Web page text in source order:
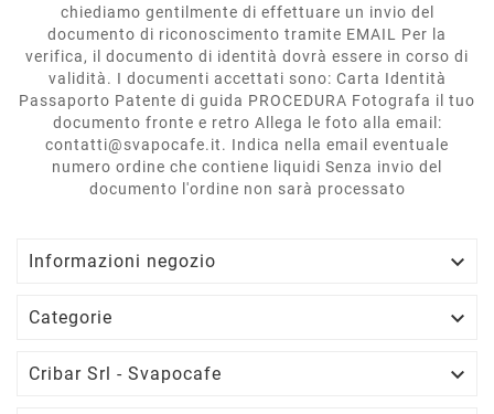
chiediamo gentilmente di effettuare un invio del
documento di riconoscimento tramite EMAIL Per la
verifica, il documento di identità dovrà essere in corso di
validità. I documenti accettati sono: Carta Identità
Passaporto Patente di guida PROCEDURA Fotografa il tuo
documento fronte e retro Allega le foto alla email:
contatti@svapocafe.it. Indica nella email eventuale
numero ordine che contiene liquidi Senza invio del
documento l'ordine non sarà processato
Informazioni negozio 
Categorie 
Cribar Srl - Svapocafe 